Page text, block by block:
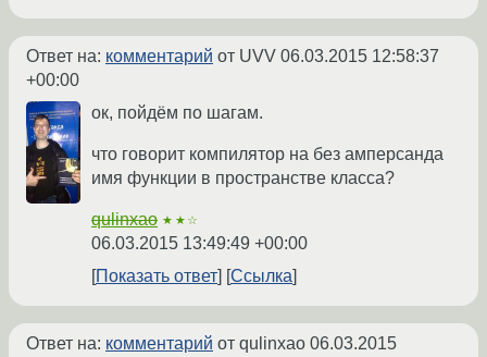
Ответ на: комментарий от UVV 06.03.2015 12:58:37
+00:00
ок, пойдём по шагам.
что говорит компилятор на без амперсанда
имя функции в пространстве класса?
qulinxao ★★☆
06.03.2015 13:49:49 +00:00
Показать ответ
Ссылка
Ответ на: комментарий от qulinxao 06.03.2015